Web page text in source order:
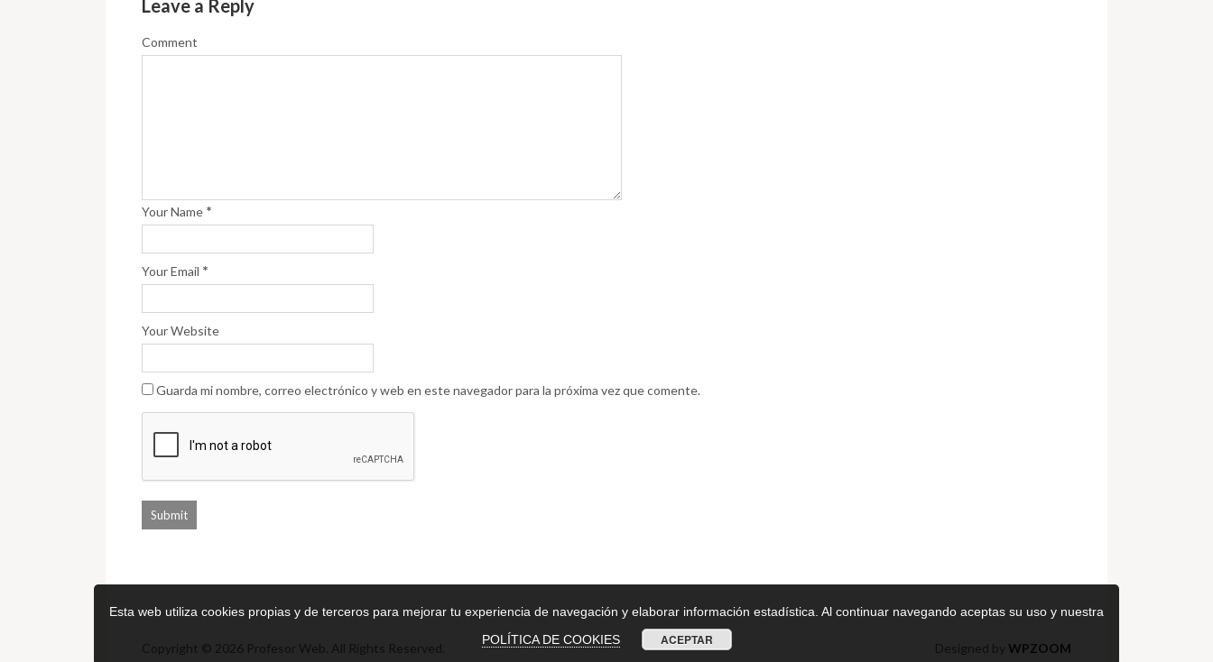
Leave a Reply
Comment
Your Name *
Your Email *
Your Website
Guarda mi nombre, correo electrónico y web en este navegador para la próxima vez que comente.
Copyright © 2026 Profesor Web. All Rights Reserved. Designed by WPZOOM
Esta web utiliza cookies propias y de terceros para mejorar tu experiencia de navegación y elaborar información estadística. Al continuar navegando aceptas su uso y nuestra
POLÍTICA DE COOKIES
ACEPTAR